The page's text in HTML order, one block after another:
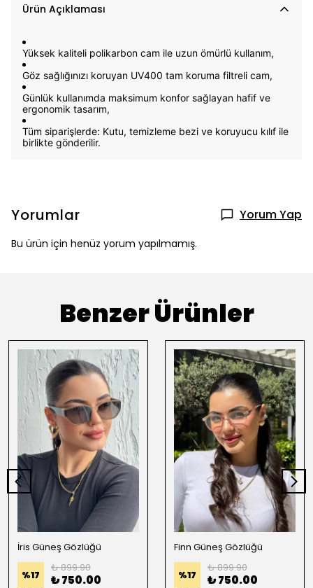
Ürün Açıklaması
Yüksek kaliteli polikarbon cam ile uzun ömürlü kullanım,
Göz sağlığınızı koruyan UV400 tam koruma filtreli cam,
Günlük kullanımda maksimum konfor sağlayan hafif ve
ergonomik tasarım,
Tüm siparişlerde: Kutu, temizleme bezi ve koruyucu kılıf ile
birlikte gönderilir.
Yorumlar Yorum Yap
Bu ürün için henüz yorum yapılmamış.
Benzer Ürünler
İris Güneş Gözlüğü
%17
₺ 899.90
₺ 750.00
Finn Güneş Gözlüğü
%17
₺ 899.90
₺ 750.00